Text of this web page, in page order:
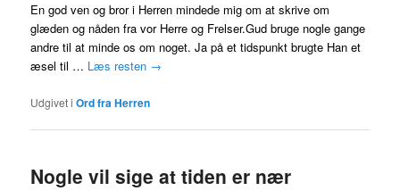
En god ven og bror i Herren mindede mig om at skrive om
glæden og nåden fra vor Herre og Frelser.Gud bruge nogle gange
andre til at minde os om noget. Ja på et tidspunkt brugte Han et
æsel til … Læs resten →
Udgivet i Ord fra Herren
Nogle vil sige at tiden er nær